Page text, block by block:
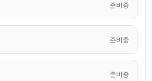
준비중
준비중
준비중